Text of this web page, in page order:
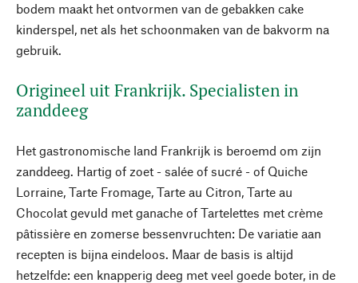
bodem maakt het ontvormen van de gebakken cake
kinderspel, net als het schoonmaken van de bakvorm na
gebruik.
Origineel uit Frankrijk. Specialisten in
zanddeeg
Het gastronomische land Frankrijk is beroemd om zijn
zanddeeg. Hartig of zoet - salée of sucré - of Quiche
Lorraine, Tarte Fromage, Tarte au Citron, Tarte au
Chocolat gevuld met ganache of Tartelettes met crème
pâtissière en zomerse bessenvruchten: De variatie aan
recepten is bijna eindeloos. Maar de basis is altijd
hetzelfde: een knapperig deeg met veel goede boter, in de